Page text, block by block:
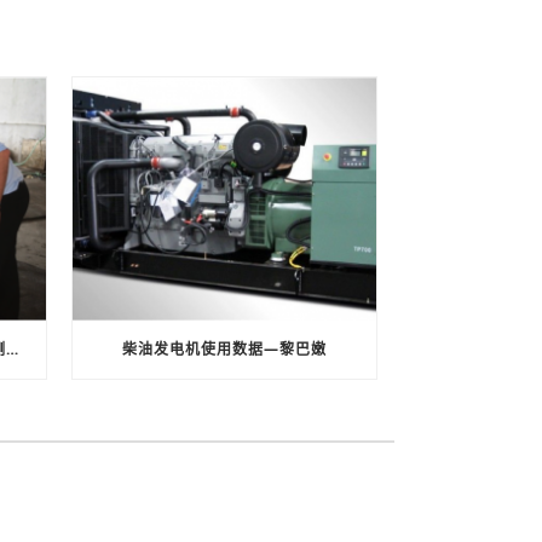
上海龙呈电力工程有限公司尾气检测报告 柴油发电机使用数据—黎巴嫩